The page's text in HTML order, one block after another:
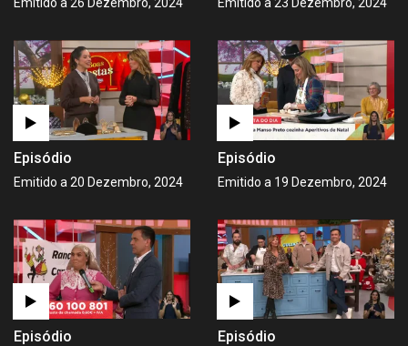
Emitido a 26 Dezembro, 2024 Emitido a 23 Dezembro, 2024
Episódio
Emitido a 20 Dezembro, 2024
Episódio
Emitido a 19 Dezembro, 2024
Episódio Episódio